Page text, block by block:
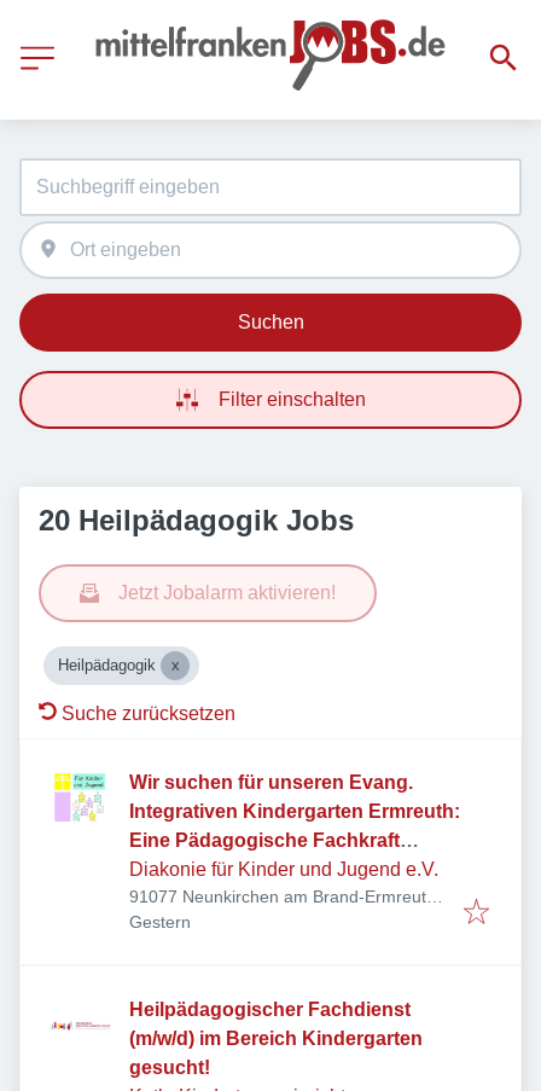
Suchen
Filter einschalten
20 Heilpädagogik Jobs
Jetzt Jobalarm aktivieren!
Heilpädagogik
Suche zurücksetzen
Wir suchen für unseren Evang.
Integrativen Kindergarten Ermreuth:
Eine Pädagogische Fachkraft
(m/w/d)
Diakonie für Kinder und Jugend e.V.
91077 Neunkirchen am Brand-Ermreuth,
Deutschland
Veröffentlicht
Gestern
Heilpädagogischer Fachdienst
(m/w/d) im Bereich Kindergarten
gesucht!